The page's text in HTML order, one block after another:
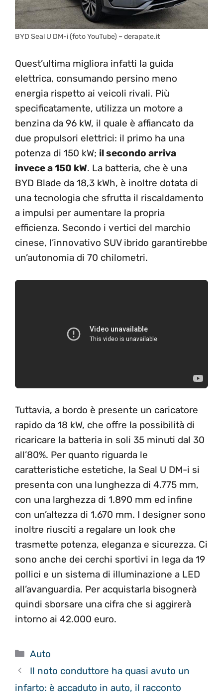
BYD Seal U DM-i (foto YouTube) – derapate.it
Quest’ultima migliora infatti la guida
elettrica, consumando persino meno
energia rispetto ai veicoli rivali. Più
specificatamente, utilizza un motore a
benzina da 96 kW, il quale è affiancato da
due propulsori elettrici: il primo ha una
potenza di 150 kW; il secondo arriva
invece a 150 kW. La batteria, che è una
BYD Blade da 18,3 kWh, è inoltre dotata di
una tecnologia che sfrutta il riscaldamento
a impulsi per aumentare la propria
efficienza. Secondo i vertici del marchio
cinese, l’innovativo SUV ibrido garantirebbe
un’autonomia di 70 chilometri.
Tuttavia, a bordo è presente un caricatore
rapido da 18 kW, che offre la possibilità di
ricaricare la batteria in soli 35 minuti dal 30
all’80%. Per quanto riguarda le
caratteristiche estetiche, la Seal U DM-i si
presenta con una lunghezza di 4.775 mm,
con una larghezza di 1.890 mm ed infine
con un’altezza di 1.670 mm. I designer sono
inoltre riusciti a regalare un look che
trasmette potenza, eleganza e sicurezza. Ci
sono anche dei cerchi sportivi in lega da 19
pollici e un sistema di illuminazione a LED
all’avanguardia. Per acquistarla bisognerà
quindi sborsare una cifra che si aggirerà
intorno ai 42.000 euro.
Categorie
Auto
Il noto conduttore ha quasi avuto un
infarto: è accaduto in auto, il racconto